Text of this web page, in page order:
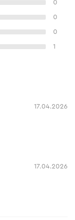
0
0
0
1
17.04.2026
17.04.2026